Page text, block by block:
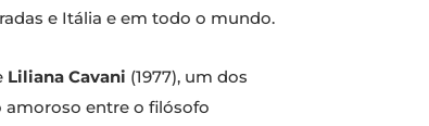
e Itália e em todo o mundo.
Liliana Cavani (1977), um dos
amoroso entre o filósofo